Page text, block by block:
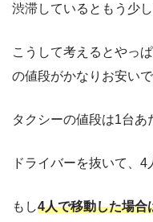
渋滞しているともう少
こうして考えるとやっ
の値段がかなりお安いで
タクシーの値段は1台あ
ドライバーを抜いて、4
もし4人で移動した場合